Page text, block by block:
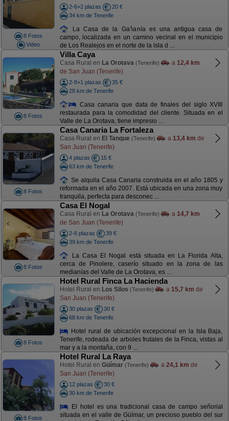
8 Fotos
Video
2-6+2 plazas
20 €
34 km de Tenerife
La Casa de la Gañanía es una antigua casa de
campo, localizada en un camino vecinal en el municipio
de Los Realejos en el norte de la isla d ...
8 Fotos
Villa Caya
Casa Rural en La Orotava (Tenerife) a 12,4 km
de San Juan (Tenerife)
2-8+1 plazas
35 €
28 km de Tenerife
Casa canaria que data de finales del siglo XVIII
restaurada para la comodidad del cliente. Situada en el
Valle de La Orotava, tiene impresio ...
8 Fotos
Casa Canaria La Fortaleza
Casa Rural en El Tanque (Tenerife) a 13,4 km de
San Juan (Tenerife)
4 plazas
15 €
63 km de Tenerife
Se alquila Casa Canaria construida en el año 1805 y
reformada en el año 2007. Está ubicada en una zona muy
tranquila, perfecta para desconec ...
8 Fotos
Casa El Nogal
Casa Rural en La Orotava (Tenerife) a 14,7 km
de San Juan (Tenerife)
2-6 plazas
39 €
39 km de Tenerife
La Casa El Nogal está situada en La Florida Alta,
cerca de Pinolere, caserío situado en la zona de las
medianías del Valle de La Orotava, es ...
8 Fotos
Hotel Rural Finca La Hacienda
Hotel Rural en Los Silos (Tenerife) a 15,7 km de
San Juan (Tenerife)
30 plazas
30 €
68 km de Tenerife
Hotel rural de ubicación excepcional en la Isla Baja,
Tenerife, rodeada de arboles frutales de la Finca, vistas al
mar y a la montaña, con 9 ...
8 Fotos
Hotel Rural La Raya
Hotel Rural en Güímar (Tenerife) a 24,1 km de
San Juan (Tenerife)
12 plazas
30 €
30 km de Tenerife
El hotel es una tradicional casa de campo señorial
situada en el valle de Güímar, un precioso pueblo del sur